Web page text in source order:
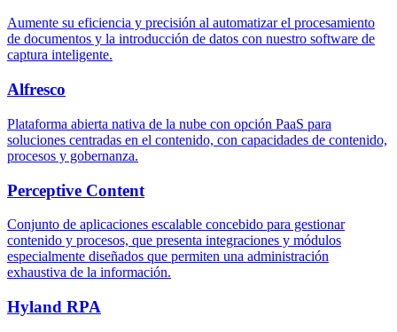
Aumente su eficiencia y precisión al automatizar el procesamiento
de documentos y la introducción de datos con nuestro software de
captura inteligente.
Alfresco
Plataforma abierta nativa de la nube con opción PaaS para
soluciones centradas en el contenido, con capacidades de contenido,
procesos y gobernanza.
Perceptive Content
Conjunto de aplicaciones escalable concebido para gestionar
contenido y procesos, que presenta integraciones y módulos
especialmente diseñados que permiten una administración
exhaustiva de la información.
Hyland RPA